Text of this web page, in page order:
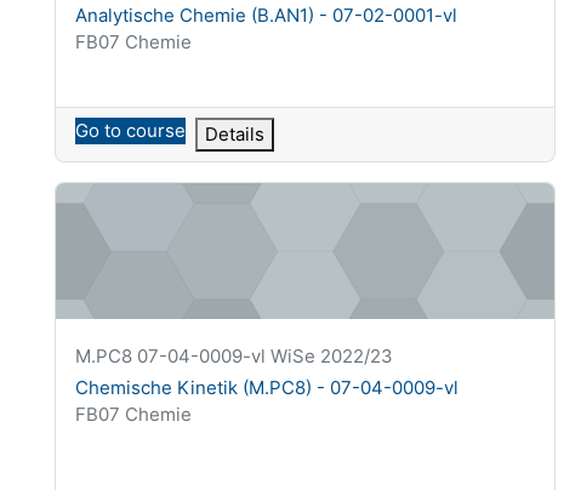
Nazwa kursu
Analytische Chemie (B.AN1) - 07-02-0001-vl
Kategoria kursu
FB07 Chemie
Go to course Details
Chemische Kinetik (M.PC8) - 07-04-0009-vl
Krótka nazwa kursu
M.PC8 07-04-0009-vl WiSe 2022/23
Nazwa kursu
Chemische Kinetik (M.PC8) - 07-04-0009-vl
Kategoria kursu
FB07 Chemie